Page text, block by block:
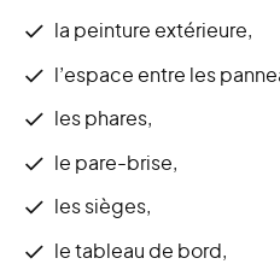
la peinture extérieure,
l’espace entre les
les phares,
le pare-brise,
les sièges,
le tableau de bord,